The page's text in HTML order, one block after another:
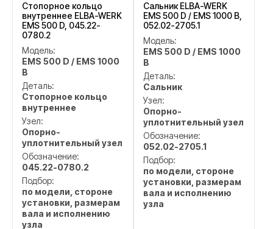
Стопорное кольцо
внутреннее ELBA-WERK
EMS 500 D, 045.22-
0780.2
Модель:
EMS 500 D / EMS 1000
B
Деталь:
Стопорное кольцо
внутреннее
Узел:
Опорно-
уплотнительный узел
Обозначение:
045.22-0780.2
Подбор:
по модели, стороне
установки, размерам
вала и исполнению
узла
Сальник ELBA-WERK
EMS 500 D / EMS 1000 B,
052.02-2705.1
Модель:
EMS 500 D / EMS 1000
B
Деталь:
Сальник
Узел:
Опорно-
уплотнительный узел
Обозначение:
052.02-2705.1
Подбор:
по модели, стороне
установки, размерам
вала и исполнению
узла